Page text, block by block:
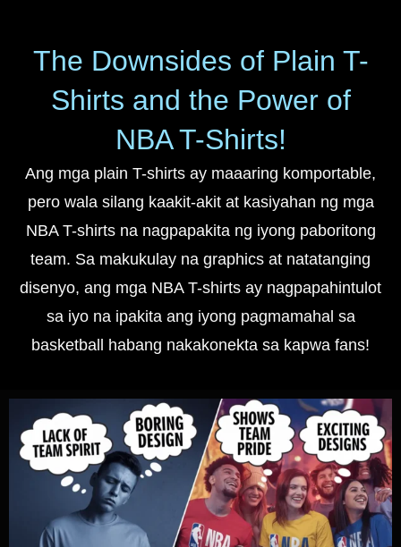
The Downsides of Plain T-
Shirts and the Power of
NBA T-Shirts!
Ang mga plain T-shirts ay maaaring komportable,
pero wala silang kaakit-akit at kasiyahan ng mga
NBA T-shirts na nagpapakita ng iyong paboritong
team. Sa makukulay na graphics at natatanging
disenyo, ang mga NBA T-shirts ay nagpapahintulot
sa iyo na ipakita ang iyong pagmamahal sa
basketball habang nakakonekta sa kapwa fans!